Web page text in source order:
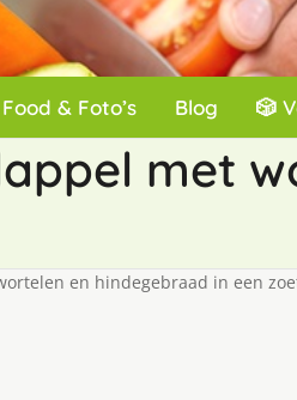
Food & Foto’s Blog 🎲
met
en hindegebraad in een